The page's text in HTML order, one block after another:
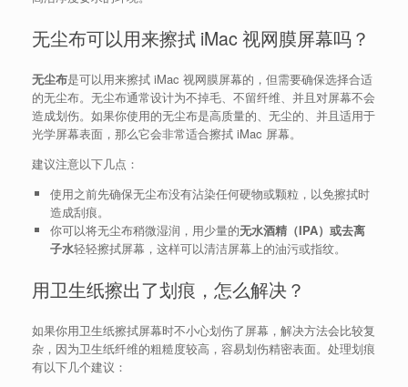
无尘布可以用来擦拭 iMac 视网膜屏幕吗？
无尘布是可以用来擦拭 iMac 视网膜屏幕的，但需要确保选择合适
的无尘布。无尘布通常设计为不掉毛、不留纤维、并且对屏幕不会
造成划伤。如果你使用的无尘布是高质量的、无尘的、并且适用于
光学屏幕表面，那么它会非常适合擦拭 iMac 屏幕。
建议注意以下几点：
使用之前先确保无尘布没有沾染任何硬物或颗粒，以免擦拭时
造成刮痕。
你可以将无尘布稍微湿润，用少量的无水酒精（IPA）或去离
子水轻轻擦拭屏幕，这样可以清洁屏幕上的油污或指纹。
用卫生纸擦出了划痕，怎么解决？
如果你用卫生纸擦拭屏幕时不小心划伤了屏幕，解决方法会比较复
杂，因为卫生纸纤维的粗糙度较高，容易划伤精密表面。处理划痕
有以下几个建议：